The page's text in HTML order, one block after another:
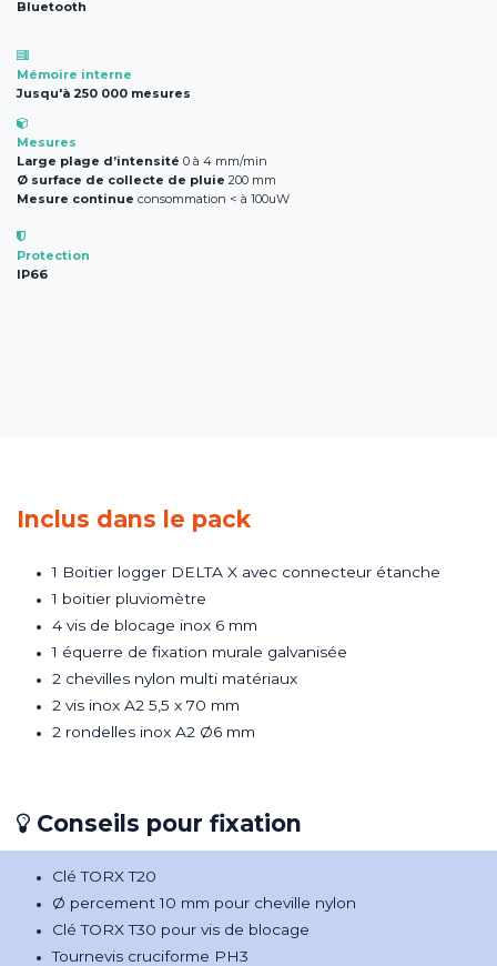
Bluetooth
Mémoire interne
Jusqu'à 250 000 mesures
Mesures
Large plage d’intensité 0 à 4 mm/min
Ø surface de collecte de pluie 200 mm
Mesure continue consommation < à 100uW
Protection
IP66
Inclus dans le pack
1 Boitier logger DELTA X avec connecteur étanche
1 boitier pluviomètre
4 vis de blocage inox 6 mm
1 équerre de fixation murale galvanisée
2 chevilles nylon multi matériaux
2 vis inox A2 5,5 x 70 mm
2 rondelles inox A2 Ø6 mm
Conseils pour fixation
Clé TORX T20
Ø percement 10 mm pour cheville nylon
Clé TORX T30 pour vis de blocage
Tournevis cruciforme PH3